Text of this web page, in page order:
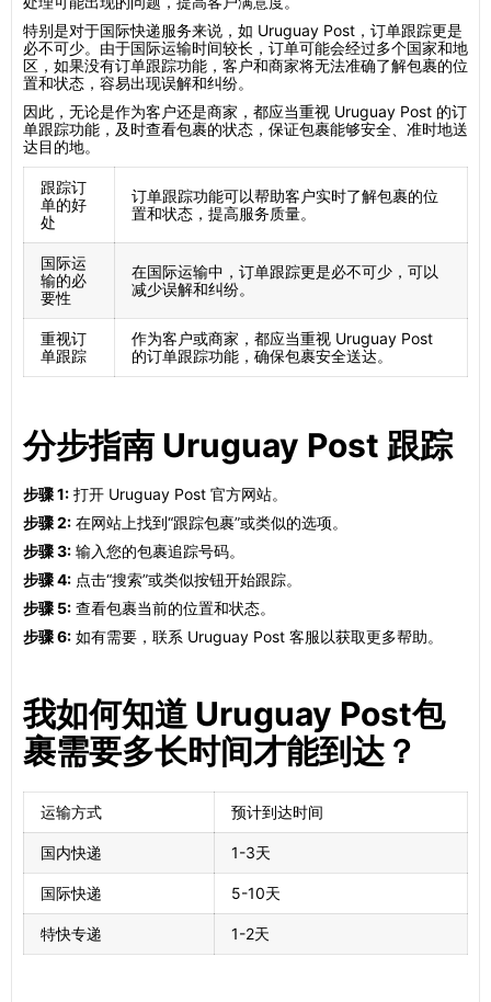
特别是对于国际快递服务来说，如 Uruguay Post，订单跟踪更是
必不可少。由于国际运输时间较长，订单可能会经过多个国家和地
区，如果没有订单跟踪功能，客户和商家将无法准确了解包裹的位
置和状态，容易出现误解和纠纷。
因此，无论是作为客户还是商家，都应当重视 Uruguay Post 的订
单跟踪功能，及时查看包裹的状态，保证包裹能够安全、准时地送
达目的地。
跟踪订
单的好
处
订单跟踪功能可以帮助客户实时了解包裹的位
置和状态，提高服务质量。
国际运
输的必
要性
在国际运输中，订单跟踪更是必不可少，可以
减少误解和纠纷。
重视订
单跟踪
作为客户或商家，都应当重视 Uruguay Post
的订单跟踪功能，确保包裹安全送达。
分步指南 Uruguay Post 跟踪
步骤 1: 打开 Uruguay Post 官方网站。
步骤 2: 在网站上找到“跟踪包裹”或类似的选项。
步骤 3: 输入您的包裹追踪号码。
步骤 4: 点击“搜索”或类似按钮开始跟踪。
步骤 5: 查看包裹当前的位置和状态。
步骤 6: 如有需要，联系 Uruguay Post 客服以获取更多帮助。
我如何知道 Uruguay Post包
裹需要多长时间才能到达？
运输方式 预计到达时间
国内快递 1-3天
国际快递 5-10天
特快专递 1-2天